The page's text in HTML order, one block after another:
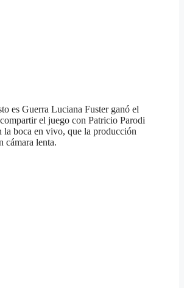
es Guerra Luciana Fuster ganó el
el juego con Patricio Parodi
la boca en vivo, que la producción
cámara lenta.